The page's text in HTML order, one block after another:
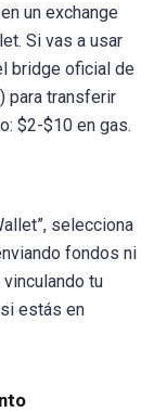
un exchange
Si vas a usar
bridge oficial de
para transferir
$2-$10 en gas.
selecciona
fondos ni
tu
estás en